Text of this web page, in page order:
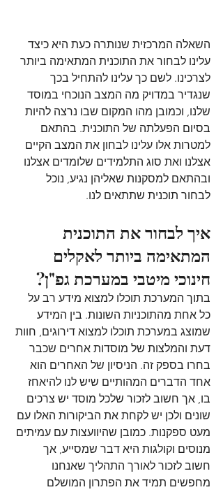
השאלה המרכזית שנותרה כעת היא כיצד
עלינו לבחור את התוכנית המתאימה ביותר
לצרכינו. לשם כך עלינו להתחיל בכך
שנגדיר במדויק מה המצב הנוכחי במוסד
שלנו, וכמובן מהו המקום שבו נרצה להיות
בסיום הפעלתה של התוכנית. בהתאם
למטרות אלו עלינו לבחון את המצב הקיים
אצלנו ואת סוג התלמידים שלומדים אצלנו
ובהתאם למסקנות שאליהן נגיע, נוכל
לבחור תוכנית שתתאים לנו.
איך לבחור את התוכנית
המתאימה ביותר לאקלים
חינוכי מיטבי במערכת גפ"ן?
בתוך המערכת תוכלו למצוא מידע רב על
כל אחת מהתוכניות השונות. בין המידע
שמוצג במערכת תוכלו למצוא דירוגים, חוות
דעת והמלצות של מוסדות אחרים שכבר
בחרו בספק זה. הניסיון של האחרים הוא
אחד הדברים המהותיים שיש לנו להיאחז
בו, אך חשוב לזכור שלכל מוסד יש צרכים
שונים ולכן יש לקחת את הביקורות האלו עם
מעט ספקנות. כמובן שהיוועצות עם עמיתים
מנוסים וקולגות היא דבר שמסייע, אך
חשוב לזכור לאורך התהליך שאנחנו
מחפשים תמיד את הפתרון המושלם